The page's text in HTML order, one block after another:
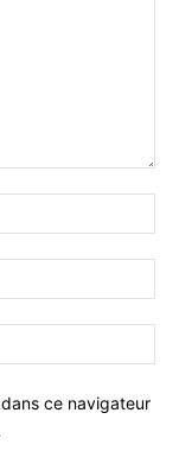
ce navigateur